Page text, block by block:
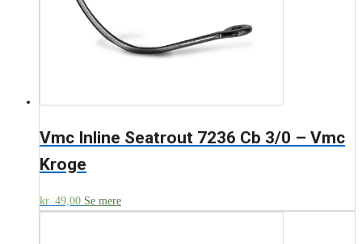
Vmc Inline Seatrout 7236 Cb 3/0 – Vmc
Kroge
kr. 49,00 Se mere